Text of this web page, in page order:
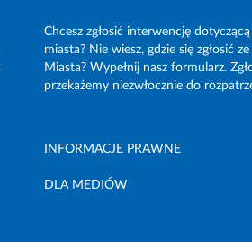
Chcesz zgłosić interwencję
miasta? Nie wiesz, gdzie się zgłosić
Miasta? Wypełnij nasz formularz.
przekażemy niezwłocznie do
INFORMACJE PRAWNE
DLA MEDIÓW